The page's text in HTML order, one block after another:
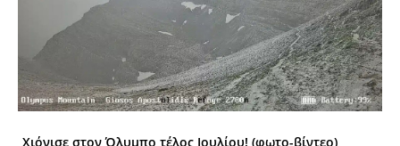
Χιόνισε στον Όλυμπο τέλος Ιουλίου! (φωτο-βίντεο)